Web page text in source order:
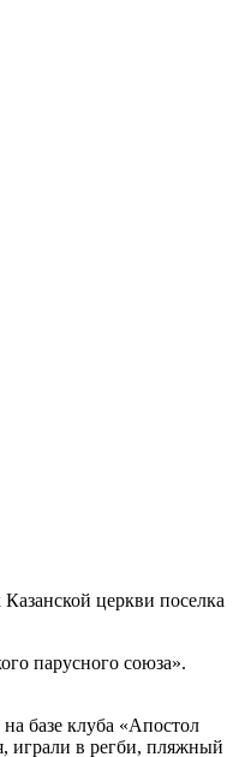
церкви поселка
парусного союза».
базе клуба «Апостол
играли в регби, пляжный